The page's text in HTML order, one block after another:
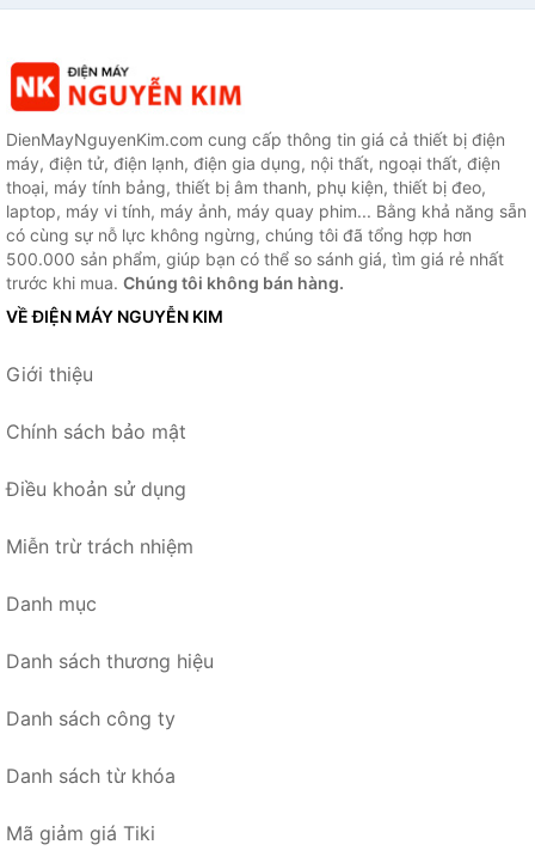
DienMayNguyenKim.com cung cấp thông tin giá cả thiết bị điện
máy, điện tử, điện lạnh, điện gia dụng, nội thất, ngoại thất, điện
thoại, máy tính bảng, thiết bị âm thanh, phụ kiện, thiết bị đeo,
laptop, máy vi tính, máy ảnh, máy quay phim... Bằng khả năng sẵn
có cùng sự nỗ lực không ngừng, chúng tôi đã tổng hợp hơn
500.000 sản phẩm, giúp bạn có thể so sánh giá, tìm giá rẻ nhất
trước khi mua. Chúng tôi không bán hàng.
VỀ ĐIỆN MÁY NGUYỄN KIM
Giới thiệu
Chính sách bảo mật
Điều khoản sử dụng
Miễn trừ trách nhiệm
Danh mục
Danh sách thương hiệu
Danh sách công ty
Danh sách từ khóa
Mã giảm giá Tiki